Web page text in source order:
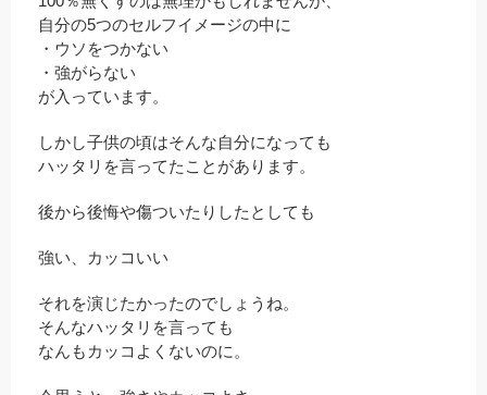
自分の5つのセルフイメージの中に
・ウソをつかない
・強がらない
が入っています。
しかし子供の頃はそんな自分になっても
ハッタリを言ってたことがあります。
後から後悔や傷ついたりしたとしても
強い、カッコいい
それを演じたかったのでしょうね。
そんなハッタリを言っても
なんもカッコよくないのに。